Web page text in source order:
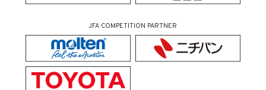
JFA COMPETITION PARTNER